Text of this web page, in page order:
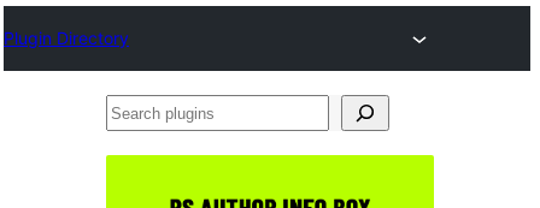
Plugin Directory
Search